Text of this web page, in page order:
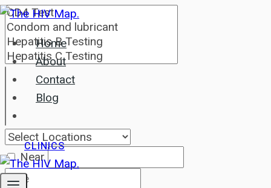
Skip
to
contentHome
About
Contact
Blog
CLINICS
Near